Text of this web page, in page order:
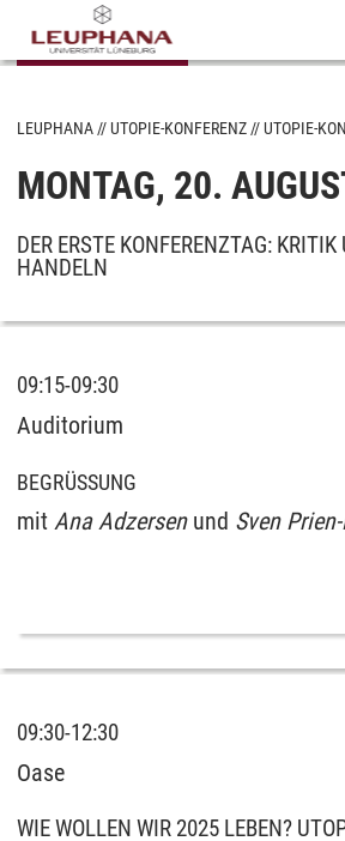
LEUPHANA UTOPIE-KONFERENZ UTOPIE-
MONTAG, 20.
DER ERSTE KONFERENZTAG:
HANDELN
09:15-09:30
Auditorium
BEGRÜSSUNG
mit Ana Adzersenund Sven
09:30-12:30
Oase
WIE WOLLEN WIR 2025 LEBEN?